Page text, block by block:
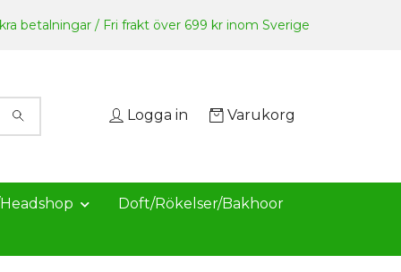
betalningar / Fri frakt över 699 kr inom Sverige
Logga in Varukorg
Doft/Rökelser/Bakhoor